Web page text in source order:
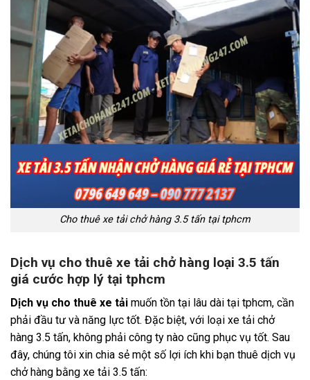
Cho thuê xe tải chở hàng 3.5 tấn tại tphcm
Dịch vụ cho thuê xe tải chở hàng loại 3.5 tấn
giá cước hợp lý tại tphcm
Dịch vụ cho thuê xe tải muốn tồn tại lâu dài tại tphcm, cần
phải đầu tư và năng lực tốt. Đặc biệt, với loại xe tải chở
hàng 3.5 tấn, không phải công ty nào cũng phục vụ tốt. Sau
đây, chúng tôi xin chia sẻ một số lợi ích khi bạn thuê dịch vụ
chở hàng bằng xe tải 3.5 tấn: